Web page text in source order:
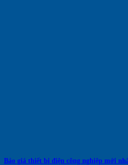
Báo giá thiết bị điện công nghiệp mới